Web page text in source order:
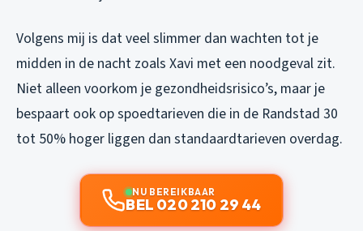
Volgens mij is dat veel slimmer dan wachten tot je
midden in de nacht zoals Xavi met een noodgeval zit.
Niet alleen voorkom je gezondheidsrisico’s, maar je
bespaart ook op spoedtarieven die in de Randstad 30
tot 50% hoger liggen dan standaardtarieven overdag.
NU BEREIKBAAR
BEL 020 210 29 44